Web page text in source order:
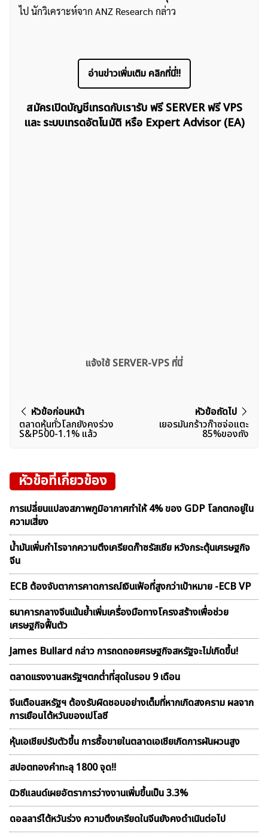
ไป นักวิเคราะห์จาก ANZ Research กล่าว
อ่านข่าวเพิ่มเติม คลิกที่นี่!!
สมัครเปิดบัญชีเทรดกับเรารับ ฟรี SERVER ฟรี VPS
และ ระบบเทรดอัตโนมัติ หรือ Expert Advisor (EA)
แจ้งใช้ SERVER-VPS ที่นี่
แนะแนว
เรื่อง
หัวข้อก่อนหน้า
ตลาดหุ้นทั่วโลกยังคงร่วง
S&P500-1.1% แล้ว
หัวข้อถัดไป
เยอรมันกร้าวก๊าซจ่อแตะ
85%ของถัง
หัวข้อที่เกี่ยวข้อง
การเปลี่ยนแปลงสภาพภูมิอากาศทำให้ 4% ของ GDP โลกตกอยู่ใน
ความเสี่ยง
น้ำมันเพิ่มกำไรจากความตึงเครียดก๊าซรัสเซีย หวังกระตุ้นเศรษฐกิจ
จีน
ECB ต้องจับตาการคาดการณ์เงินเฟ้อที่สูงกว่าเป้าหมาย -ECB VP
ธนาคารกลางจีนเน้นย้ำเพิ่มเครื่องมือทางโครงสร้างเพื่อช่วย
เศรษฐกิจฟื้นตัว
James Bullard กล่าว การถดถอยศรษฐกิจสหรัฐจะไม่เกิดขึ้น!
ตลาดเเรงงานสหรัฐฯตกต่ำที่สุดในรอบ 9 เดือน
จีนเตือนสหรัฐฯ ต้องรับผิดชอบอย่างเต็มที่หากเกิดสงคราม ผลจาก
การเยือนไต้หวันของเปโลซี
หุ้นเอเชียปรับตัวขึ้น การซื้อขายในตลาดเอเชียเกิดการผันผวนสูง
สปอตทองคำทะลุ 1800 จุด!!
นิวซีแลนด์เผยอัตราการว่างงานเพิ่มขึ้นเป็น 3.3%
ดอลลาร์ไต้หวันร่วง ความตึงเครียดในจีนยังคงดำเนินต่อไป